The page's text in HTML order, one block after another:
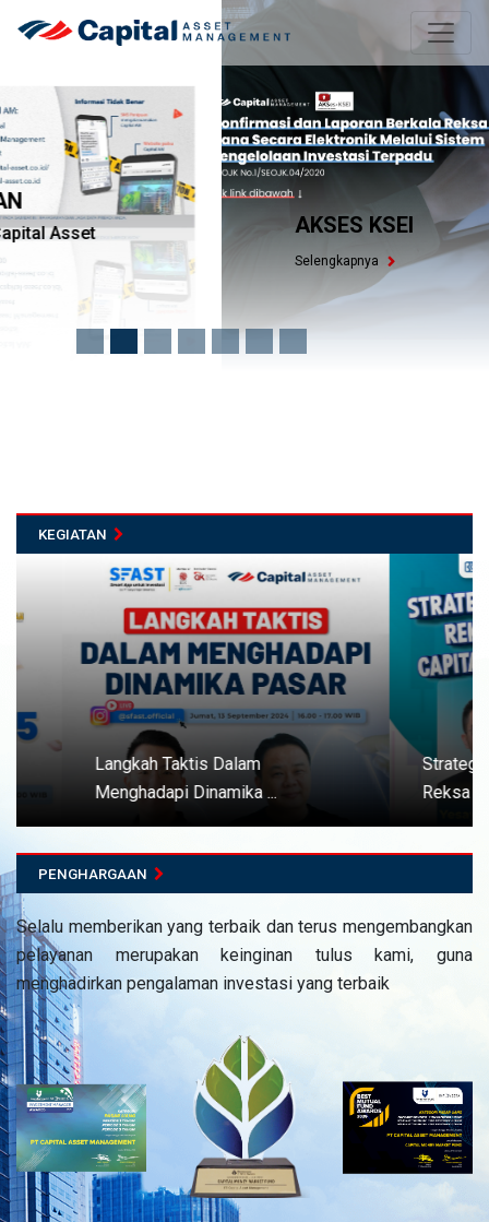
AKSES KSEI
Selengkapnya
KEGIATAN
Langkah Taktis Dalam
Menghadapi Dinamika ...
Strategi
Reksa Dana B
PENGHARGAAN
Selalu memberikan yang terbaik dan terus mengembangkan
pelayanan merupakan keinginan tulus kami, guna
menghadirkan pengalaman investasi yang terbaik